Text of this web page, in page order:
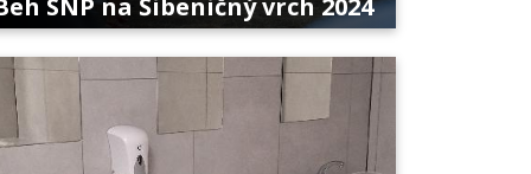
SNP na Šibeničný vrch 2024